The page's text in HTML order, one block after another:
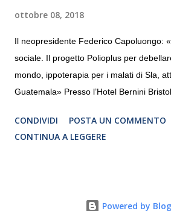
ottobre 08, 2018
Il neopresidente Federico Capoluongo:
sociale. Il progetto Polioplus per
mondo, ippoterapia per i malati di Sla,
Guatemala» Presso l’Hotel Bernini
programmazione del Rotary Club Roma
i quaranta anni di attività. Un’occasione
CONDIVIDI
POSTA UN COMMENTO
CONTINUA A LEGGERE
Powered by